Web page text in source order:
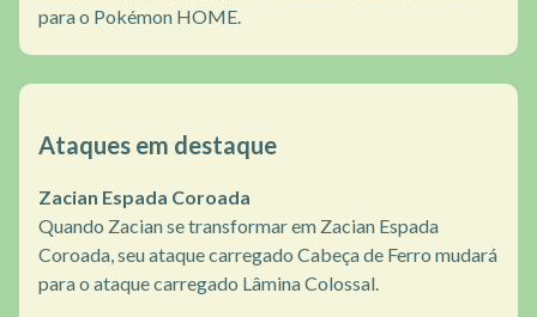
para o Pokémon HOME.
Ataques em destaque
Zacian Espada Coroada
Quando Zacian se transformar em Zacian Espada
Coroada, seu ataque carregado Cabeça de Ferro mudará
para o ataque carregado Lâmina Colossal.